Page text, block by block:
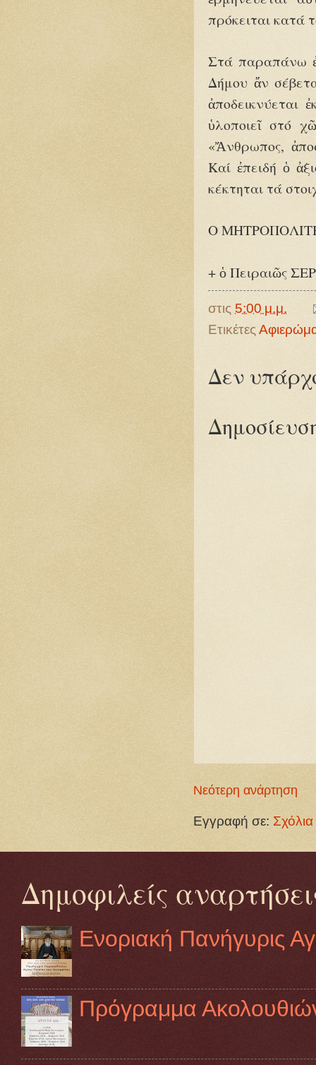
πρόκειται κατά
Στά παραπάνω
Δήμου ἄν
ἀποδεικνύεται
ὑλοποιεῖ στό
«Ἄνθρωπος,
Καί ἐπειδή ὁ
κέκτηται τά
Ο
+ ὁ Πειραιῶς
στις 5:00 μ.μ.
Ετικέτες
Δεν
Νεότερη ανάρτηση
Εγγραφή σε:
Δημοφιλείς
Ενοριακή Πανήγυρις
Πρόγραμμα